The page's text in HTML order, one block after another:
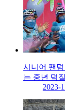
시니어 팬
는 중년 덕질
2023-